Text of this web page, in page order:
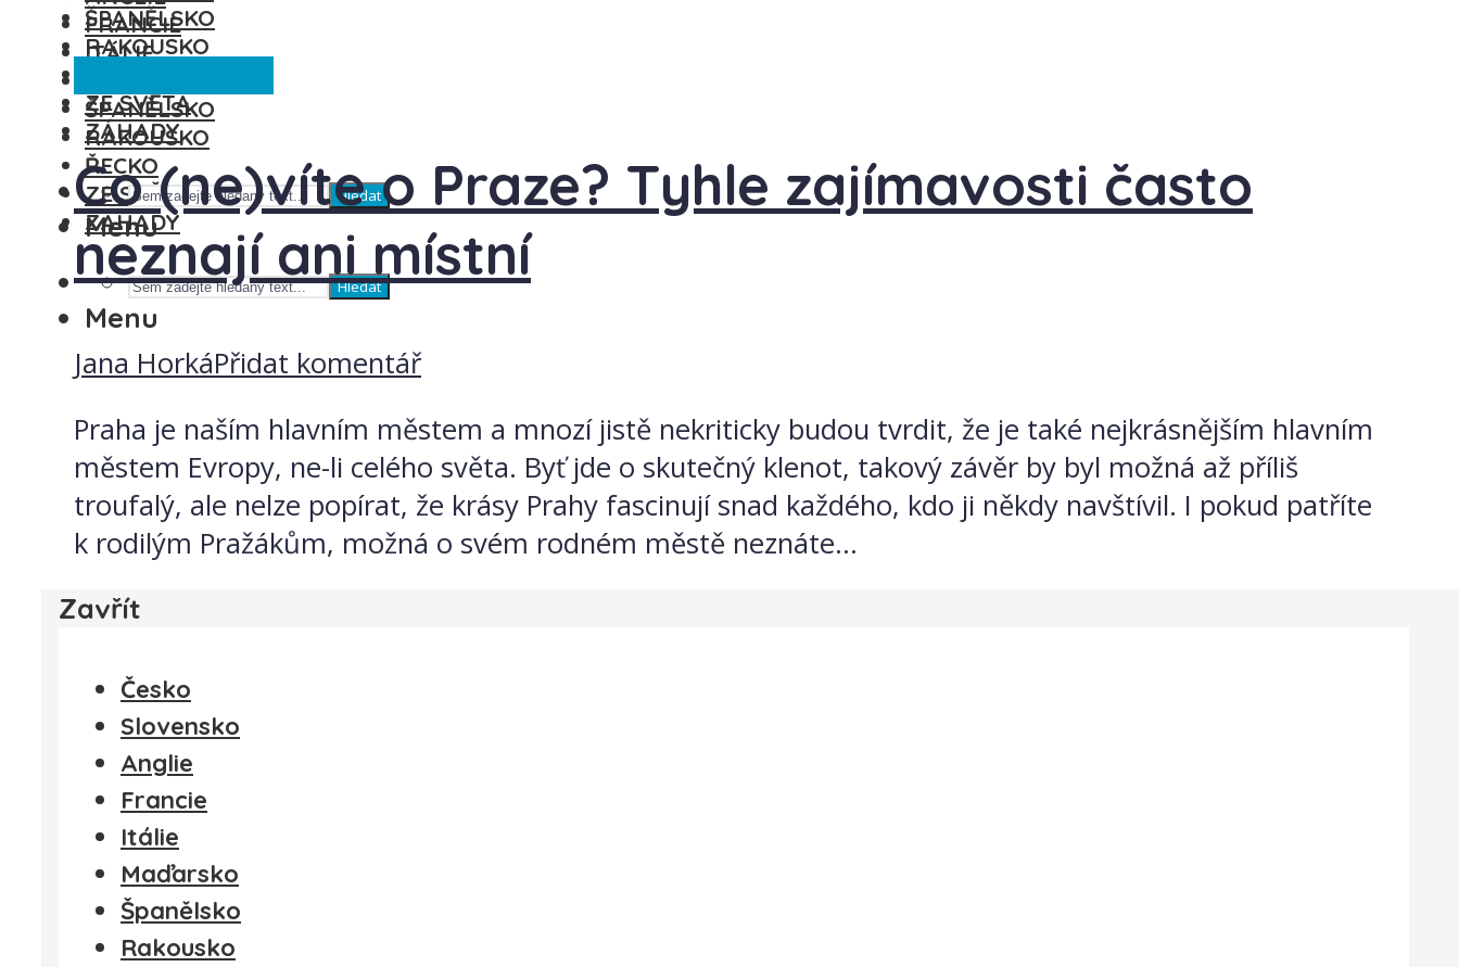
FRANCIE
ITÁLIE
ŠPANĚLSKO
RAKOUSKO
ŘECKO
ZE SVĚTA
ZÁHADY
Hledat
Menu
ŠPANĚLSKO
RAKOUSKO
ZE SVĚTA
ZÁHADY
Hledat
Menu
Co (ne)víte o Praze? Tyhle zajímavosti často
neznají ani místní
Jana HorkáPřidat komentář
Praha je naším hlavním městem a mnozí jistě nekriticky budou tvrdit, že je také nejkrásnějším hlavním
městem Evropy, ne-li celého světa. Byť jde o skutečný klenot, takový závěr by byl možná až příliš
troufalý, ale nelze popírat, že krásy Prahy fascinují snad každého, kdo ji někdy navštívil. I pokud patříte
k rodilým Pražákům, možná o svém rodném městě neznáte...
Zavřít
Česko
Slovensko
Anglie
Francie
Itálie
Maďarsko
Španělsko
Rakousko